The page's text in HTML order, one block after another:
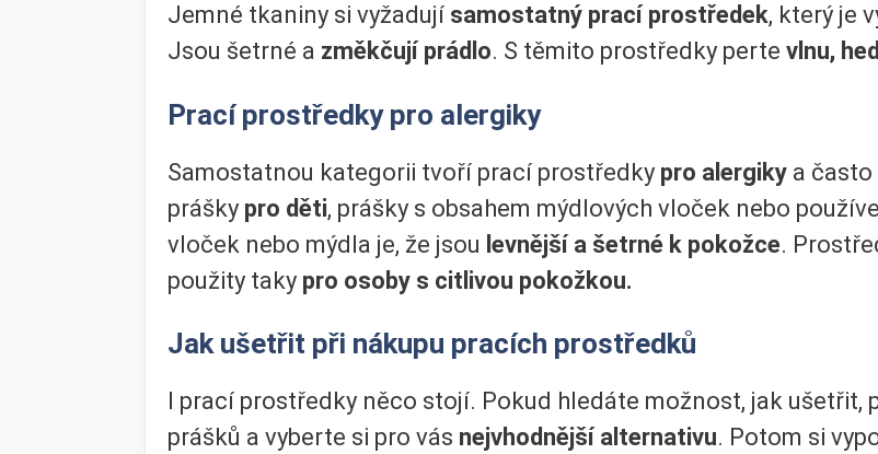
Jemné tkaniny si vyžadují samostatný prací prostředek, který je
Jsou šetrné a změkčují prádlo. S těmito prostředky perte vlnu,
Prací prostředky pro alergiky
Samostatnou kategorii tvoří prací prostředky pro alergiky a často
prášky pro děti, prášky s obsahem mýdlových vloček nebo
vloček nebo mýdla je, že jsou levnější a šetrné k pokožce.
použity taky pro osoby s citlivou pokožkou.
Jak ušetřit při nákupu pracích prostředků
I prací prostředky něco stojí. Pokud hledáte možnost, jak
prášků a vyberte si pro vás nejvhodnější alternativu. Potom si